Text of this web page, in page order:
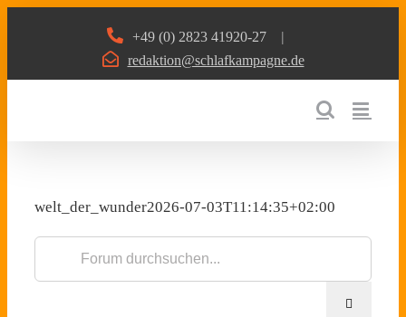
+49 (0) 2823 41920-27
|
redaktion@schlafkampagne.de
welt_der_wunder2026-07-03T11:14:35+02:00